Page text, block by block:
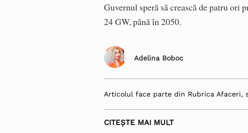
Guvernul speră să crească de patru ori
24 GW, până în 2050.
Adelina Boboc
Articolul face parte din Rubrica Afaceri,
CITEȘTE MAI MULT